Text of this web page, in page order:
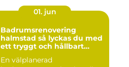
01. jun
Badrumsrenovering
halmstad så lyckas du med
ett tryggt och hållbart
En välplanerad